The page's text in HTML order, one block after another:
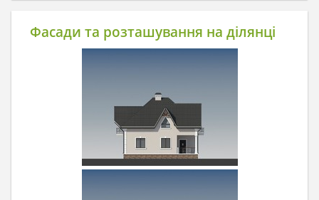
Фасади та розташування на ділянці